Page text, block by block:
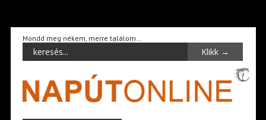
Mondd meg nékem, merre találom…